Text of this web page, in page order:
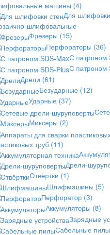
машины (4)
Для
шлифовальные
Фрезеры (15)
Перфораторы (36)
С патроном
С патроном
Дрели (61)
Безударные (12)
Ударные (37)
Миксеры (2)
труб (11)
Дрели-
Отвёртки (1)
Шлифмашины (5)
Перфоратор (3)
Аккумуляторы (8)
Зарядные
Сабельные пилы